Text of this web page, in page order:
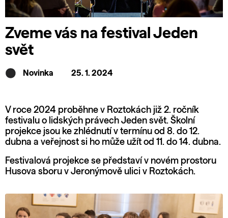
Zveme vás na festival Jeden
svět
Novinka 25. 1. 2024
V roce 2024 proběhne v Roztokách již 2. ročník
festivalu o lidských právech Jeden svět. Školní
projekce jsou ke zhlédnutí v termínu od 8. do 12.
dubna a veřejnost si ho může užít od 11. do 14. dubna.
Festivalová projekce se představí v novém prostoru
Husova sboru v Jeronýmově ulici v Roztokách.